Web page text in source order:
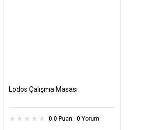
Lodos Çalışma Masası
0.0 Puan - 0 Yorum